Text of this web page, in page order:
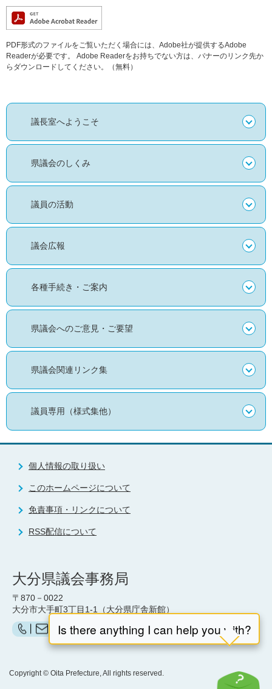
PDF形式のファイルをご覧いただく場合には、Adobe社が提供するAdobe
Readerが必要です。
Adobe Readerをお持ちでない方は、バナーのリンク先か
らダウンロードしてください。（無料）
議長室へようこそ
県議会のしくみ
議員の活動
議会広報
各種手続き・ご案内
県議会へのご意見・ご要望
県議会関連リンク集
議員専用（様式集他）
個人情報の取り扱い
このホームページについて
免責事項・リンクについて
RSS配信について
大分県議会事務局
〒870－0022
大分市大手町3丁目1-1（大分県庁舎新館）
お問い合わせ（県議会事務局）はこちら
Copyright © Oita Prefecture, All rights reserved.